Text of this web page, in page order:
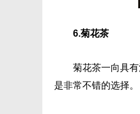
6.菊花茶
菊花茶一向具
是非常不错的选择。